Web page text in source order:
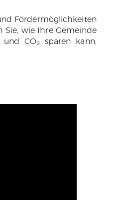
Fördermöglichkeiten
Sie, wie Ihre Gemeinde
CO₂ sparen kann,